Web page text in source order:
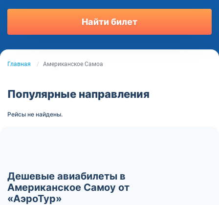
Найти билет
Главная Американское Самоа
Популярные направления
Рейсы не найдены.
Дешевые авиабилеты в
Американское Самоу от
«АэроТур»